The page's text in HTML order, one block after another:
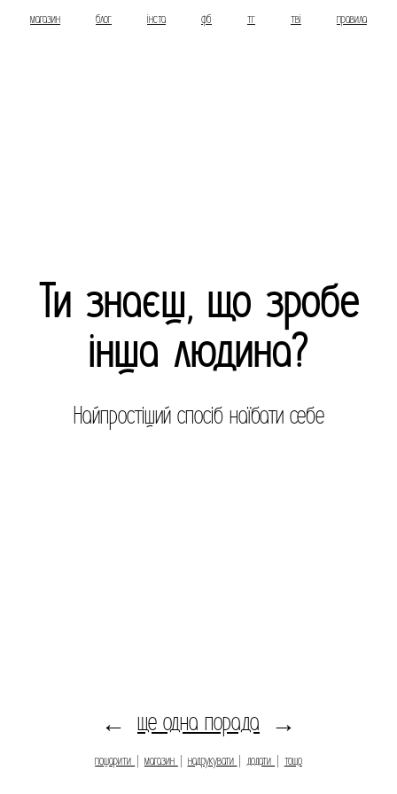
магазин блог інста фб тг тві правила
Ти знаєш, що зробе
інша людина?
Найпростіший спосіб наїбати себе
← ще одна порада →
пошарити магазин надрукувати додати тощо